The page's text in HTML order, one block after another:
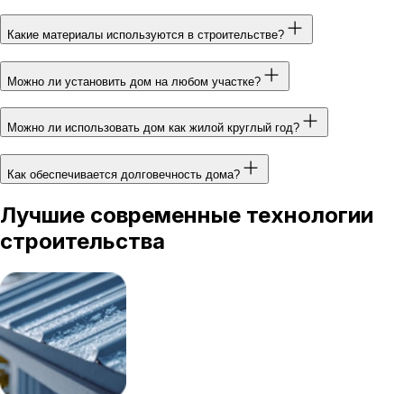
Какие материалы используются в строительстве?
Можно ли установить дом на любом участке?
Можно ли использовать дом как жилой круглый год?
Как обеспечивается долговечность дома?
Лучшие современные технологии
строительства